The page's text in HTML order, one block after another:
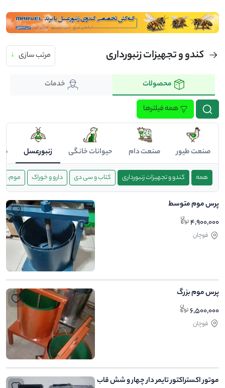
کندو و تجهیزات زنبورداری مرتب سازی ↓
محصولات خدمات
همه فیلترها
صنعت طیور صنعت دام حیوانات خانگی زنبورعسل
همه کندو و تجهیزات زنبورداری کتاب و سی دی دارو و خوراک موم،
پرس موم متوسط
4,900,000
قوچان
پرس موم بزرگ
6,500,000
قوچان
موتور اکستراکتور تایمر دار چهار و شش قاب